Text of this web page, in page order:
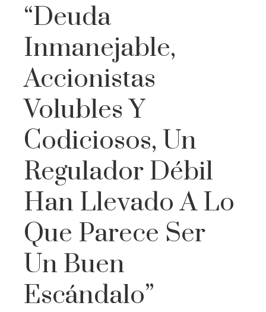
“Deuda
Inmanejable,
Accionistas
Volubles Y
Codiciosos, Un
Regulador Débil
Han Llevado A Lo
Que Parece Ser
Un Buen
Escándalo”